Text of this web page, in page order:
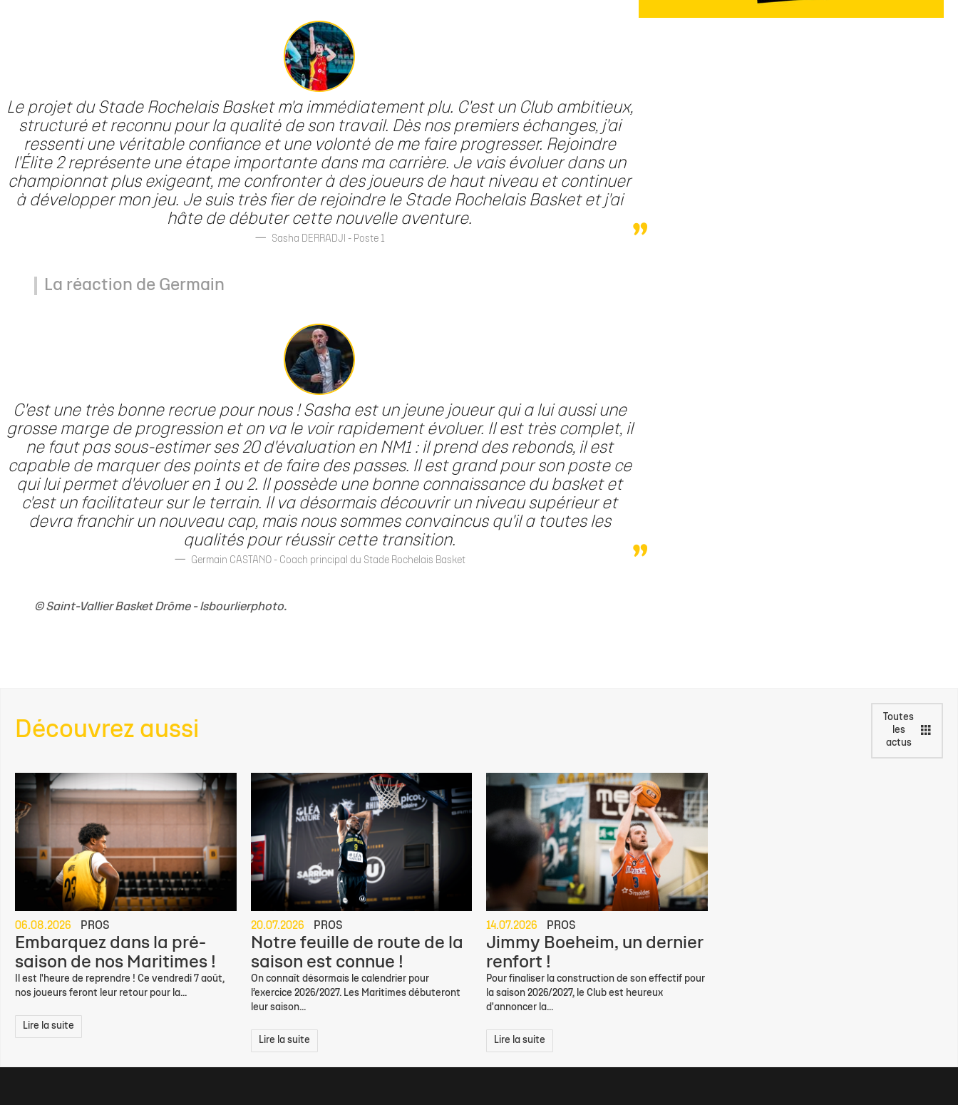
Le projet du Stade Rochelais Basket m'a immédiatement plu. C'est un Club ambitieux,
structuré et reconnu pour la qualité de son travail. Dès nos premiers échanges, j'ai
ressenti une véritable confiance et une volonté de me faire progresser. Rejoindre
l'Élite 2 représente une étape importante dans ma carrière. Je vais évoluer dans un
championnat plus exigeant, me confronter à des joueurs de haut niveau et continuer
à développer mon jeu. Je suis très fier de rejoindre le Stade Rochelais Basket et j'ai
hâte de débuter cette nouvelle aventure.
Sasha DERRADJI - Poste 1
La réaction de Germain
C'est une très bonne recrue pour nous ! Sasha est un jeune joueur qui a lui aussi une
grosse marge de progression et on va le voir rapidement évoluer. Il est très complet, il
ne faut pas sous-estimer ses 20 d'évaluation en NM1 : il prend des rebonds, il est
capable de marquer des points et de faire des passes. Il est grand pour son poste ce
qui lui permet d'évoluer en 1 ou 2. Il possède une bonne connaissance du basket et
c'est un facilitateur sur le terrain. Il va désormais découvrir un niveau supérieur et
devra franchir un nouveau cap, mais nous sommes convaincus qu'il a toutes les
qualités pour réussir cette transition.
Germain CASTANO - Coach principal du Stade Rochelais Basket
© Saint-Vallier Basket Drôme - lsbourlierphoto.
Découvrez aussi
Toutes
les
actus
06.08.2026 PROS
Embarquez dans la pré-
saison de nos Maritimes !
Il est l'heure de reprendre ! Ce vendredi 7 août,
nos joueurs feront leur retour pour la...
Lire la suite
20.07.2026 PROS
Notre feuille de route de la
saison est connue !
On connaît désormais le calendrier pour
l’exercice 2026/2027. Les Maritimes débuteront
leur saison...
Lire la suite
14.07.2026 PROS
Jimmy Boeheim, un dernier
renfort !
Pour finaliser la construction de son effectif pour
la saison 2026/2027, le Club est heureux
d'annoncer la...
Lire la suite